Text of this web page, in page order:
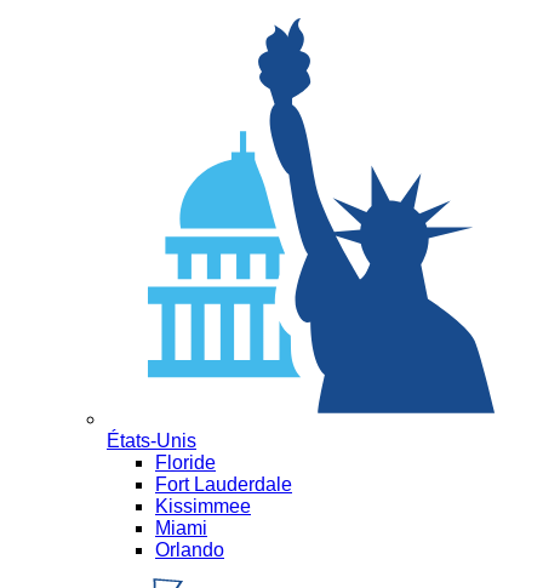
États-Unis
Floride
Fort Lauderdale
Kissimmee
Miami
Orlando